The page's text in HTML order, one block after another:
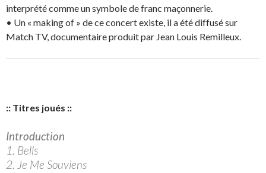
interprété comme un symbole de franc maçonnerie.
• Un « making of » de ce concert existe, il a été diffusé sur
Match TV, documentaire produit par Jean Louis Remilleux.
:: Titres joués ::
Introduction
1. Bells
2. Je Me Souviens